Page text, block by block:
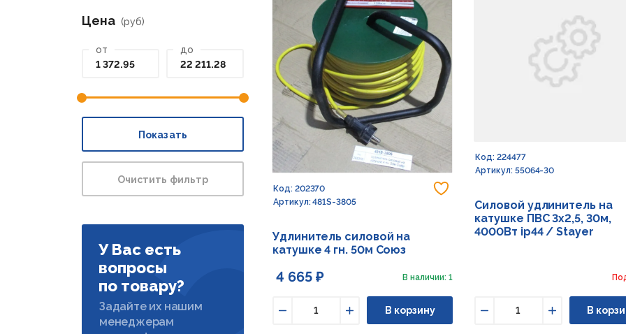
Цена (руб)
от до
Показать
Очистить фильтр
У Вас есть
вопросы
по товару?
Задайте их нашим
менеджерам
Код: 202370
Артикул: 481S-3805
Удлинитель силовой на
катушке 4 гн. 50м Союз
4 665 ₽ В наличии: 1
Увеличить
В корзину
Код: 224477
Артикул: 55064-30
Силовой удлинитель на
катушке ПВС 3х2,5, 30м,
4000Вт ip44 / Stayer
Увеличить
В